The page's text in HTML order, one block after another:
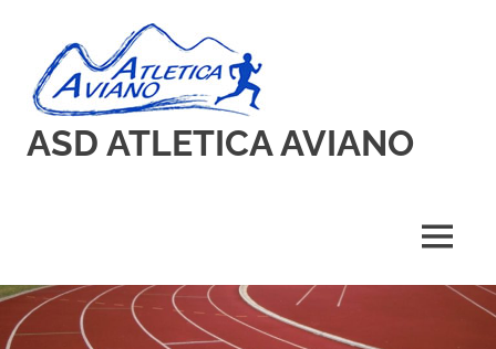
content
ASD ATLETICA AVIANO
MENU